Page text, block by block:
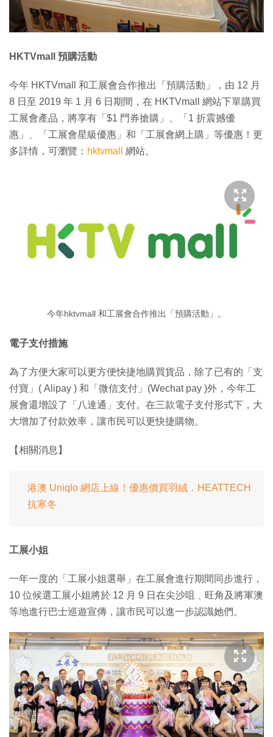
HKTVmall 預購活動
今年 HKTVmall 和工展會合作推出「預購活動」，由 12 月
8 日至 2019 年 1 月 6 日期間，在 HKTVmall 網站下單購買
工展會產品，將享有「$1 門券搶購」、「1 折震撼優
惠」、「工展會星級優惠」和「工展會網上購」等優惠！更
多詳情，可瀏覽： hktvmall 網站。
今年hktvmall 和工展會合作推出「預購活動」。
電子支付措施
為了方便大家可以更方便快捷地購買貨品，除了已有的「支
付寶」( Alipay ) 和「微信支付」(Wechat pay )外，今年工
展會還增設了「八達通」支付。在三款電子支付形式下，大
大增加了付款效率，讓市民可以更快捷購物。
【相關消息】
港澳 Uniqlo 網店上線！優惠價買羽絨．HEATTECH
抗寒冬
工展小姐
一年一度的「工展小姐選舉」在工展會進行期間同步進行，
10 位候選工展小姐將於 12 月 9 日在尖沙咀﹑旺角及將軍澳
等地進行巴士巡遊宣傳，讓市民可以進一步認識她們。